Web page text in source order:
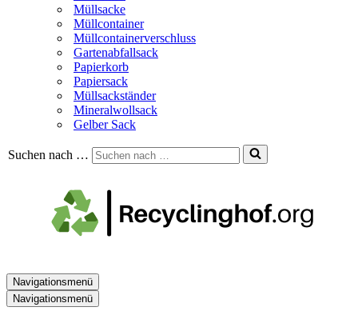
Müllsacke
Müllcontainer
Müllcontainerverschluss
Gartenabfallsack
Papierkorb
Papiersack
Müllsackständer
Mineralwollsack
Gelber Sack
Suchen nach …
Navigationsmenü
Navigationsmenü